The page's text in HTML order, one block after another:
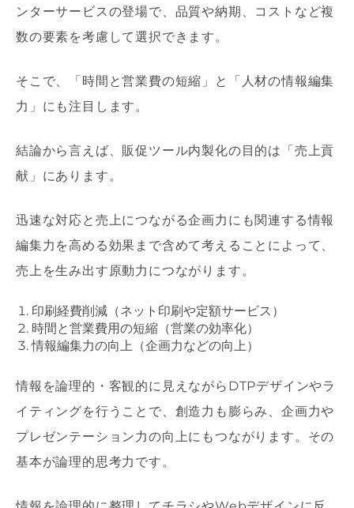
ンターサービスの登場で、品質や納期、コストなど複
数の要素を考慮して選択できます。
そこで、「時間と営業費の短縮」と「人材の情報編集
力」にも注目します。
結論から言えば、販促ツール内製化の目的は「売上貢
献」にあります。
迅速な対応と売上につながる企画力にも関連する情報
編集力を高める効果まで含めて考えることによって、
売上を生み出す原動力につながります。
印刷経費削減（ネット印刷や定額サービス）
時間と営業費用の短縮（営業の効率化）
情報編集力の向上（企画力などの向上）
情報を論理的・客観的に見えながらDTPデザインやラ
イティングを行うことで、創造力も膨らみ、企画力や
プレゼンテーション力の向上にもつながります。その
基本が論理的思考力です。